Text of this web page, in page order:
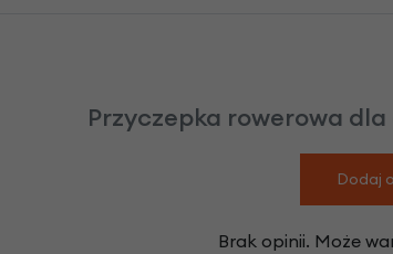
Przyczepka rowerowa
Dodaj
Brak opinii. Może